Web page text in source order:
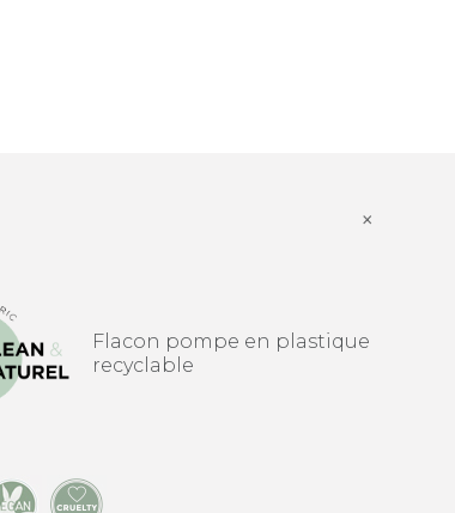
×
Flacon pompe en plastique
recyclable